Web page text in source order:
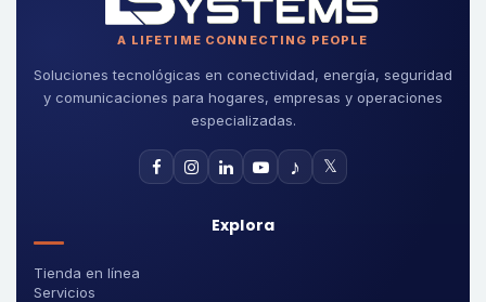
A LIFETIME CONNECTING PEOPLE
Soluciones tecnológicas en conectividad, energía, seguridad
y comunicaciones para hogares, empresas y operaciones
especializadas.
♪ 𝕏
Explora
Tienda en línea
Servicios